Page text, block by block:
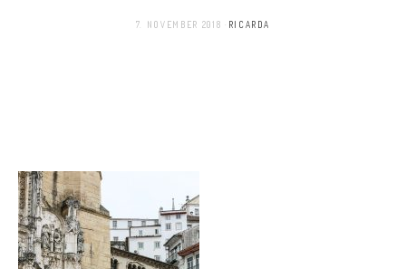
7. NOVEMBER 2018 RICARDA